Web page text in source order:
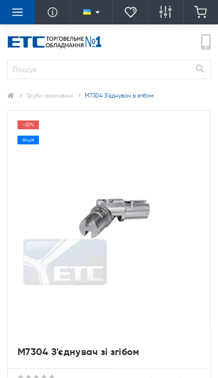
Труби хромовані M7304 З'єднувач зі згібом
-20%
Акція
M7304 З'єднувач зі згібом